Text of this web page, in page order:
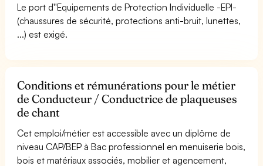
Le port d''Equipements de Protection Individuelle -EPI-
(chaussures de sécurité, protections anti-bruit, lunettes,
...) est exigé.
Conditions et rémunérations pour le métier
de Conducteur / Conductrice de plaqueuses
de chant
Cet emploi/métier est accessible avec un diplôme de
niveau CAP/BEP à Bac professionnel en menuiserie bois,
bois et matériaux associés, mobilier et agencement,